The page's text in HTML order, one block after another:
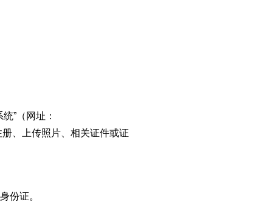
”（网址：
、上传照片、相关证件或证
份证。